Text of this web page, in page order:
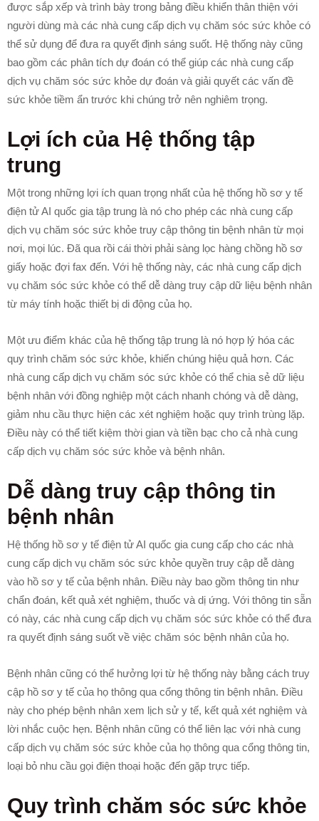
được sắp xếp và trình bày trong bảng điều khiển thân thiện với
người dùng mà các nhà cung cấp dịch vụ chăm sóc sức khỏe có
thể sử dụng để đưa ra quyết định sáng suốt. Hệ thống này cũng
bao gồm các phân tích dự đoán có thể giúp các nhà cung cấp
dịch vụ chăm sóc sức khỏe dự đoán và giải quyết các vấn đề
sức khỏe tiềm ẩn trước khi chúng trở nên nghiêm trọng.
Lợi ích của Hệ thống tập
trung
Một trong những lợi ích quan trọng nhất của hệ thống hồ sơ y tế
điện tử AI quốc gia tập trung là nó cho phép các nhà cung cấp
dịch vụ chăm sóc sức khỏe truy cập thông tin bệnh nhân từ mọi
nơi, mọi lúc. Đã qua rồi cái thời phải sàng lọc hàng chồng hồ sơ
giấy hoặc đợi fax đến. Với hệ thống này, các nhà cung cấp dịch
vụ chăm sóc sức khỏe có thể dễ dàng truy cập dữ liệu bệnh nhân
từ máy tính hoặc thiết bị di động của họ.
Một ưu điểm khác của hệ thống tập trung là nó hợp lý hóa các
quy trình chăm sóc sức khỏe, khiến chúng hiệu quả hơn. Các
nhà cung cấp dịch vụ chăm sóc sức khỏe có thể chia sẻ dữ liệu
bệnh nhân với đồng nghiệp một cách nhanh chóng và dễ dàng,
giảm nhu cầu thực hiện các xét nghiệm hoặc quy trình trùng lặp.
Điều này có thể tiết kiệm thời gian và tiền bạc cho cả nhà cung
cấp dịch vụ chăm sóc sức khỏe và bệnh nhân.
Dễ dàng truy cập thông tin
bệnh nhân
Hệ thống hồ sơ y tế điện tử AI quốc gia cung cấp cho các nhà
cung cấp dịch vụ chăm sóc sức khỏe quyền truy cập dễ dàng
vào hồ sơ y tế của bệnh nhân. Điều này bao gồm thông tin như
chẩn đoán, kết quả xét nghiệm, thuốc và dị ứng. Với thông tin sẵn
có này, các nhà cung cấp dịch vụ chăm sóc sức khỏe có thể đưa
ra quyết định sáng suốt về việc chăm sóc bệnh nhân của họ.
Bệnh nhân cũng có thể hưởng lợi từ hệ thống này bằng cách truy
cập hồ sơ y tế của họ thông qua cổng thông tin bệnh nhân. Điều
này cho phép bệnh nhân xem lịch sử y tế, kết quả xét nghiệm và
lời nhắc cuộc hẹn. Bệnh nhân cũng có thể liên lạc với nhà cung
cấp dịch vụ chăm sóc sức khỏe của họ thông qua cổng thông tin,
loại bỏ nhu cầu gọi điện thoại hoặc đến gặp trực tiếp.
Quy trình chăm sóc sức khỏe